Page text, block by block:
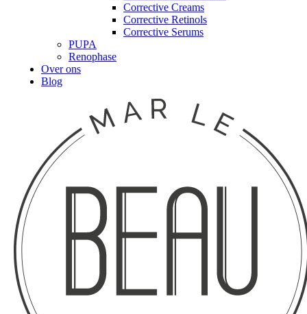
Corrective Creams
Corrective Retinols
Corrective Serums
PUPA
Renophase
Over ons
Blog